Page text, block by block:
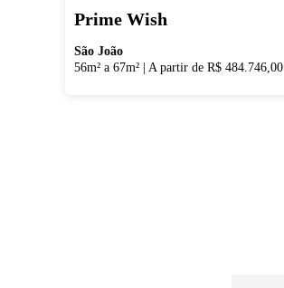
Prime Wish
São João
56m² a 67m²
A partir de R$ 484.746,00